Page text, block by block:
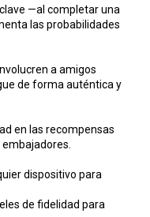
—al completar una
las probabilidades
a amigos
de forma auténtica y
en las recompensas
dispositivo para
de fidelidad para